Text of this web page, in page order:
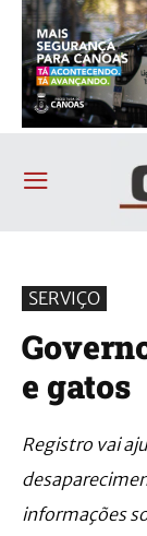
SERVIÇO
e gatos
Registro vai
informações